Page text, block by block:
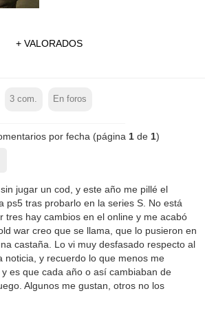
+ VALORADOS
3 com. En foros
por fecha (página 1de 1)
jugar un cod, y este año me pillé el
ps5 tras probarlo en la series S. No está
tres hay cambios en el online y me acabó
war creo que se llama, que lo pusieron en
castaña. Lo vi muy desfasado respecto al
noticia, y recuerdo lo que menos me
es que cada año o así cambiaban de
Algunos me gustan, otros no los